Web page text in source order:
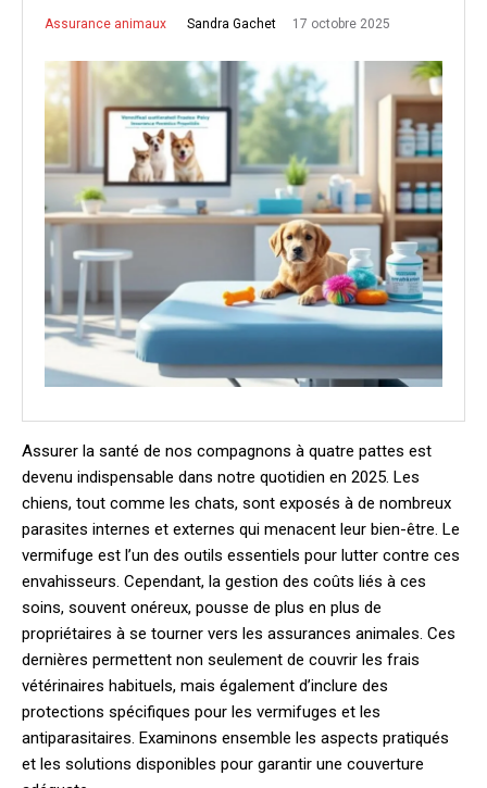
Assurance animaux Sandra Gachet 17 octobre 2025
Assurer la santé de nos compagnons à quatre pattes est
devenu indispensable dans notre quotidien en 2025. Les
chiens, tout comme les chats, sont exposés à de nombreux
parasites internes et externes qui menacent leur bien-être. Le
vermifuge est l’un des outils essentiels pour lutter contre ces
envahisseurs. Cependant, la gestion des coûts liés à ces
soins, souvent onéreux, pousse de plus en plus de
propriétaires à se tourner vers les assurances animales. Ces
dernières permettent non seulement de couvrir les frais
vétérinaires habituels, mais également d’inclure des
protections spécifiques pour les vermifuges et les
antiparasitaires. Examinons ensemble les aspects pratiqués
et les solutions disponibles pour garantir une couverture